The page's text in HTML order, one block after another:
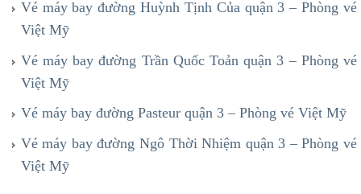
Vé máy bay đường Huỳnh Tịnh Của quận 3 – Phòng vé
Việt Mỹ
Vé máy bay đường Trần Quốc Toản quận 3 – Phòng vé
Việt Mỹ
Vé máy bay đường Pasteur quận 3 – Phòng vé Việt Mỹ
Vé máy bay đường Ngô Thời Nhiệm quận 3 – Phòng vé
Việt Mỹ